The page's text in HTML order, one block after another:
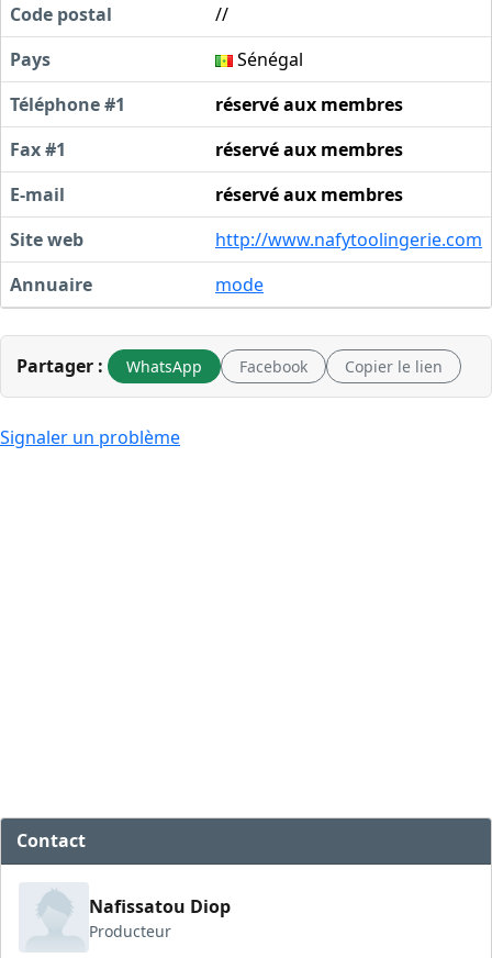
Code postal
//
Pays
Sénégal
Téléphone #1
réservé aux membres
Fax #1
réservé aux membres
E-mail
réservé aux membres
Site web
http://www.nafytoolingerie.com
Annuaire
mode
Partager : WhatsApp Facebook Copier le lien
Signaler un problème
Contact
Nafissatou Diop
Producteur